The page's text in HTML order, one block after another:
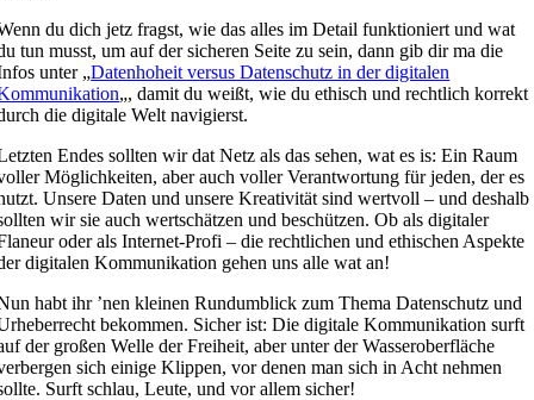
du dich jetz fragst, wie das alles im Detail funktioniert und wat
tun musst, um auf der sicheren Seite zu sein, dann gib dir ma die
unter „Datenhoheit versus Datenschutz in der digitalen
„, damit du weißt, wie du ethisch und rechtlich korrekt
die digitale Welt navigierst.
Endes sollten wir dat Netz als das sehen, wat es is: Ein Raum
Möglichkeiten, aber auch voller Verantwortung für jeden, der es
Unsere Daten und unsere Kreativität sind wertvoll – und deshalb
wir sie auch wertschätzen und beschützen. Ob als digitaler
oder als Internet-Profi – die rechtlichen und ethischen Aspekte
digitalen Kommunikation gehen uns alle wat an!
habt ihr ’nen kleinen Rundumblick zum Thema Datenschutz und
bekommen. Sicher ist: Die digitale Kommunikation surft
der großen Welle der Freiheit, aber unter der Wasseroberfläche
sich einige Klippen, vor denen man sich in Acht nehmen
Surft schlau, Leute, und vor allem sicher!